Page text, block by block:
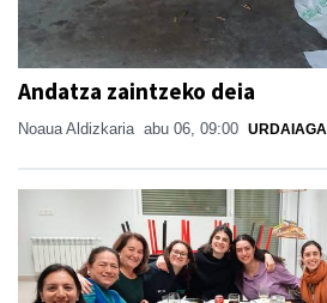
Andatza zaintzeko deia
Noaua Aldizkaria abu 06, 09:00 URDAIAGA